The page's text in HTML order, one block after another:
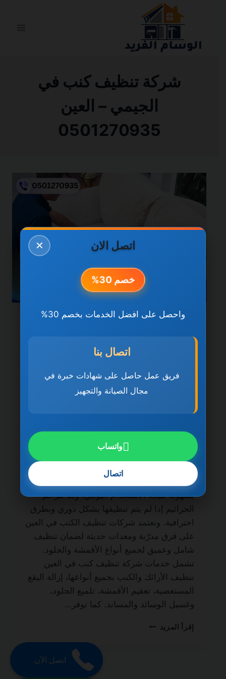
شركة تنظيف كنب في
الجيمي – العين
0501270935
خدمات العين
شركة تنظيف كنب في العين
0501270935 ضمان مدى
الحياة
الحياة من الخدمات الأساسية لكل منزل أو فيلا
يسعى للحفاظ على نظافة الأثاث وصحته.
فالأرائك والكنب تمتص الغبار والأوساخ والبقع
بسهولة نتيجة الاستخدام اليومي، وقد تتراكم
الجراثيم إذا لم يتم تنظيفها بشكل دوري وبطرق
احترافية. وتعتمد شركات تنظيف الكنب في العين
على فرق مدرّبة ومعدات حديثة لضمان تنظيف
شامل وعميق لجميع أنواع الأقمشة والجلود.
تشمل خدمات شركة تنظيف كنب في العين
تنظيف الأرائك والكنب بجميع أنواعها، إزالة البقع
المستعصية، تعقيم الأقمشة، تلميع الجلود،
وغسيل الوسائد والمساند. كما توفر…
إقرأ المزيد شركة
اتصل الآن
✕ اتصل الان
خصم 30%
واحصل على افضل الخدمات بخصم 30%
اتصال بنا
فريق عمل حاصل على شهادات خبرة في
مجال الصيانة والتجهيز
واتساب
اتصال